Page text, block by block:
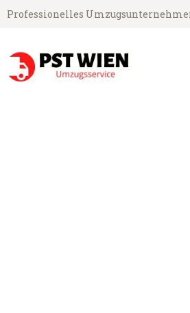
Professionelles